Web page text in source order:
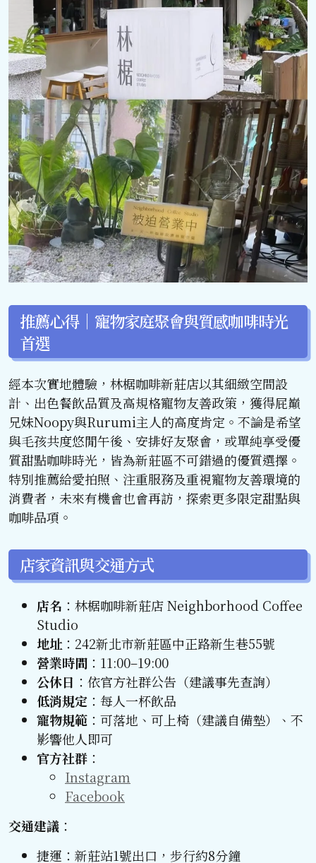
推薦心得｜寵物家庭聚會與質感咖啡時光
首選
經本次實地體驗，林椐咖啡新莊店以其細緻空間設
計、出色餐飲品質及高規格寵物友善政策，獲得屁巔
兄妹Noopy與Rurumi主人的高度肯定。不論是希望
與毛孩共度悠閒午後、安排好友聚會，或單純享受優
質甜點咖啡時光，皆為新莊區不可錯過的優質選擇。
特別推薦給愛拍照、注重服務及重視寵物友善環境的
消費者，未來有機會也會再訪，探索更多限定甜點與
咖啡品項。
店家資訊與交通方式
店名 ：林椐咖啡新莊店 Neighborhood Coffee
Studio
地址 ：242新北市新莊區中正路新生巷55號
營業時間 ：11:00–19:00
公休日 ：依官方社群公告（建議事先查詢）
低消規定 ：每人一杯飲品
寵物規範 ：可落地、可上椅（建議自備墊）、不
影響他人即可
官方社群 ：
Instagram
Facebook
交通建議 ：
捷運：新莊站1號出口，步行約8分鐘